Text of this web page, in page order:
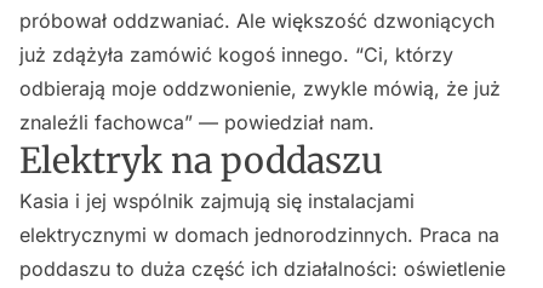
próbował oddzwaniać. Ale większość dzwoniących
już zdążyła zamówić kogoś innego. “Ci, którzy
odbierają moje oddzwonienie, zwykle mówią, że już
znaleźli fachowca” — powiedział nam.
Elektryk na poddaszu
Kasia i jej wspólnik zajmują się instalacjami
elektrycznymi w domach jednorodzinnych. Praca na
poddaszu to duża część ich działalności: oświetlenie